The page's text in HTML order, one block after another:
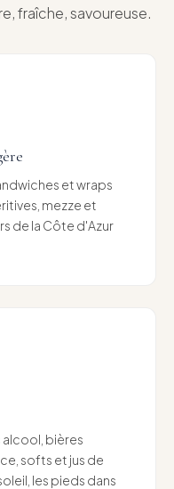
fraîche, savoureuse.
et wraps
mezze et
de la Côte d'Azur
bières
softs et jus de
les pieds dans